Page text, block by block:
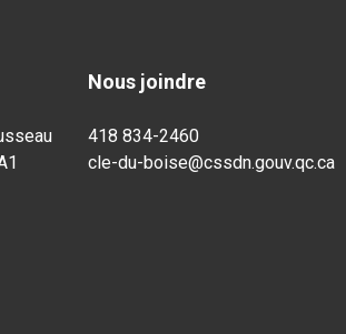
Nous joindre
418 834-2460
cle-du-boise@cssdn.gouv.qc.ca